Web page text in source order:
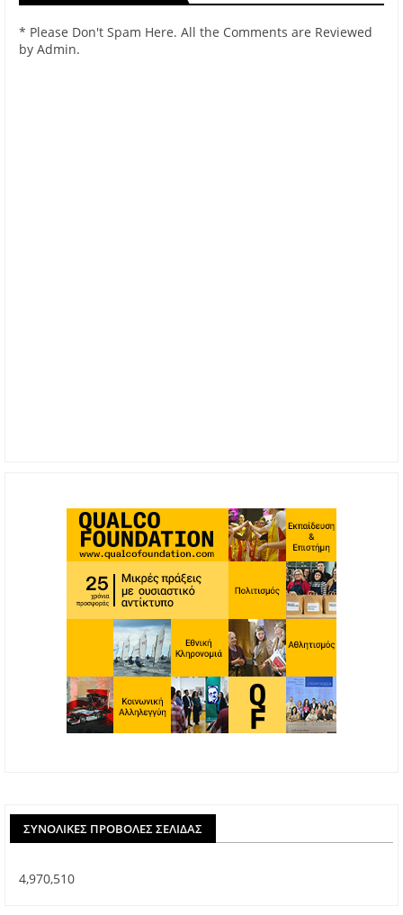
* Please Don't Spam Here. All the Comments are Reviewed
by Admin.
ΣΥΝΟΛΙΚΈΣ ΠΡΟΒΟΛΈΣ ΣΕΛΊΔΑΣ
4,970,510